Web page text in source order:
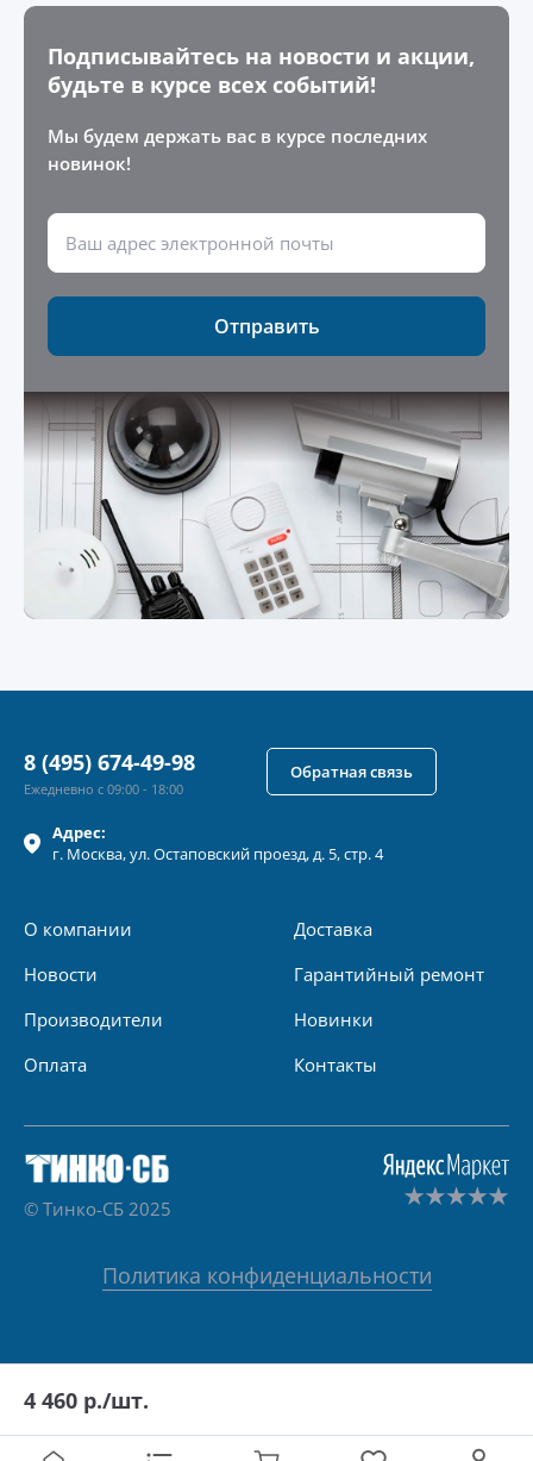
4 460 р./шт.
Подписывайтесь на новости и акции,
будьте в курсе всех событий!
Мы будем держать вас в курсе последних
новинок!
Отправить
Адрес:
г. Москва, ул.Остаповский проезд, д. 5, стр. 4
О компании
Новости
Производители
Оплата
Доставка
Гарантийный ремонт
Новинки
Контакты
8 (495) 674-49-98
Ежедневно с 09:00 - 18:00
Обратная связь
© Тинко-СБ 2025
Политика конфиденциальности